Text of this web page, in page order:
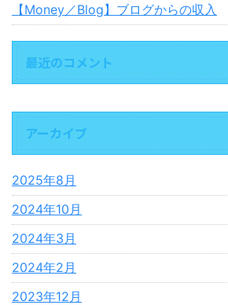
【Money／Blog】ブログからの収入
最近のコメント
アーカイブ
2025年8月
2024年10月
2024年3月
2024年2月
2023年12月